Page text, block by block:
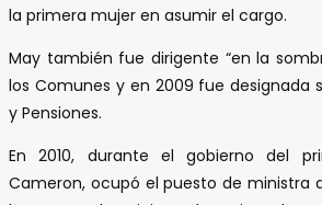
la primera mujer en asumir el cargo.
May también fue dirigente “en la
los Comunes y en 2009 fue designada
y Pensiones.
En 2010, durante el gobierno del
Cameron, ocupó el puesto de ministra